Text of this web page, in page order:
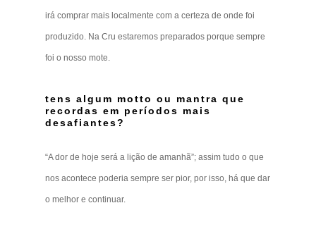
irá comprar mais localmente com a certeza de onde foi
produzido. Na Cru estaremos preparados porque sempre
foi o nosso mote.
tens algum motto ou mantra que
recordas em períodos mais
desafiantes?
“A dor de hoje será a lição de amanhã”; assim tudo o que
nos acontece poderia sempre ser pior, por isso, há que dar
o melhor e continuar.